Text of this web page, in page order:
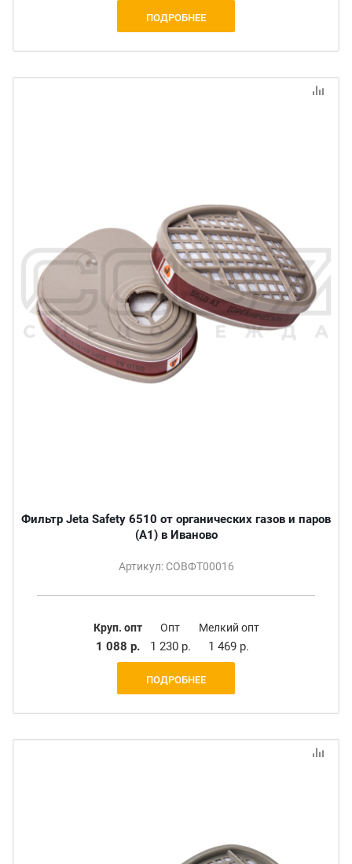
ПОДРОБНЕЕ
Фильтр Jeta Safety 6510 от органических газов и паров
(А1) в Иваново
Артикул: СОВФТ00016
Круп. опт
1 088 р.
Опт
1 230 р.
Мелкий опт
1 469 р.
ПОДРОБНЕЕ